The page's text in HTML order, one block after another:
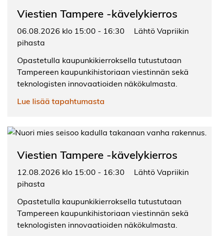
Viestien Tampere -kävelykierros
06.08.2026 klo 15:00 - 16:30
Lähtö Vapriikin
pihasta
Opastetulla kaupunkikierroksella tutustutaan
Tampereen kaupunkihistoriaan viestinnän sekä
teknologisten innovaatioiden näkökulmasta.
Lue lisää tapahtumasta
Viestien Tampere -kävelykierros
12.08.2026 klo 15:00 - 16:30
Lähtö Vapriikin
pihasta
Opastetulla kaupunkikierroksella tutustutaan
Tampereen kaupunkihistoriaan viestinnän sekä
teknologisten innovaatioiden näkökulmasta.